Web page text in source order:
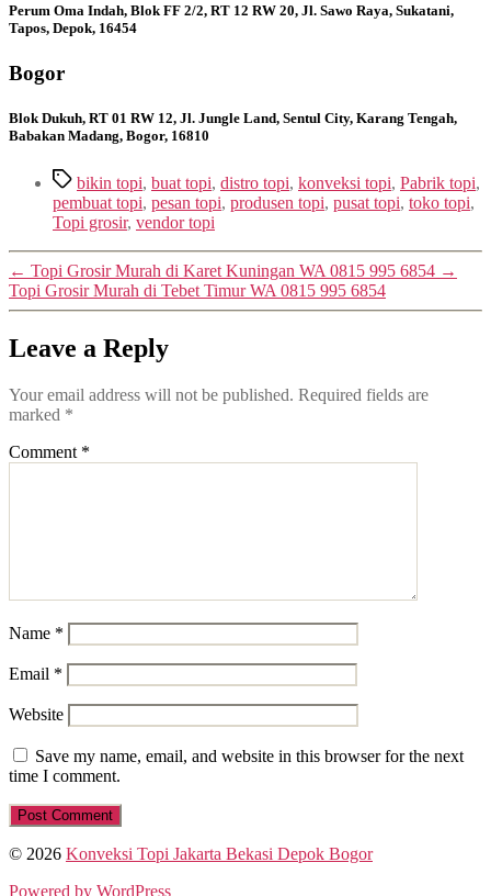
Perum Oma Indah, Blok FF 2/2, RT 12 RW 20, Jl. Sawo Raya, Sukatani,
Tapos, Depok, 16454
Bogor
Blok Dukuh, RT 01 RW 12, Jl. Jungle Land, Sentul City, Karang Tengah,
Babakan Madang, Bogor, 16810
Tagsbikin topi, buat topi, distro topi, konveksi topi, Pabrik topi,
pembuat topi, pesan topi, produsen topi, pusat topi, toko topi,
Topi grosir, vendor topi
← Topi Grosir Murah di Karet Kuningan WA 0815 995 6854 →
Topi Grosir Murah di Tebet Timur WA 0815 995 6854
Leave a Reply
Your email address will not be published. Required fields are
marked *
Comment *
Name *
Email *
Website
Save my name, email, and website in this browser for the next
time I comment.
© 2026 Konveksi Topi Jakarta Bekasi Depok Bogor
Powered by WordPress